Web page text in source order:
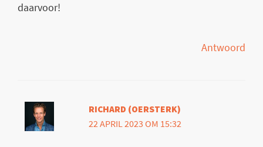
daarvoor!
Antwoord
RICHARD (OERSTERK)
22 APRIL 2023 OM 15:32